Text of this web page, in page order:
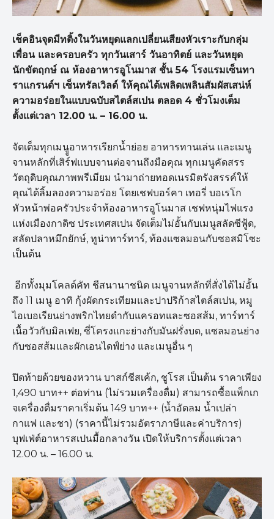
เช็คอินจุดมีทติ้งในวันหยุดแลกเปลี่ยนเสียงหัวเราะกับกลุ่ม
เพื่อน และครอบครัว ทุกวันเสาร์ วันอาทิตย์ และวันหยุด
นักขัตฤกษ์ ณ ห้องอาหารอูโนมาส ชั้น 54 โรงแรมเซ็นทา
ราแกรนด์ฯ เซ็นทรัลเวิลด์ ให้คุณได้เพลิดเพลินสัมผัสเสน่ห์
ความอร่อยในแบบฉบับสไตล์สเปน ตลอด 4 ชั่วโมงเต็ม
ตั้งแต่เวลา 12.00 น. – 16.00 น.
จัดเต็มทุกเมนููอาหารเรียกน้ำย่อย อาหารทานเล่น และเมนู
จานหลักที่เสิร์ฟแบบจานต่อจานถึงมือคุณ ทุกเมนูคัดสรร
วัตถุดิบคุณภาพพรีเมียม นำมาถ่ายทอดเนรมิตรังสรรค์ให้
คุณได้ลิ้มลองความอร่อย โดยเชฟบอร์คา เทอรี่ บอเรโก
หัวหน้าพ่อครัวประจำห้องอาหารอูโนมาส เชฟหนุ่มไฟแรง
แห่งเมืองกาดิซ ประเทศสเปน จัดเต็มไม่อั้นกับเมนูสลัดซีฟู้ด,
สลัดปลาหมึกยักษ์, ทูน่าทาร์ทาร์, ท้องแซลมอนกับซอสมิโซะ
เป็นต้น
อีกทั้งมุมโคลด์คัท ชีสนานาชนิด เมนูจานหลักที่สั่งได้ไม่อั้น
ถึง 11 เมนู อาทิ กุ้งผัดกระเทียมและปาปริก้าสไตล์สเปน, หมู
ไอเบอเรียนย่างพริกไทยดำกับแครอทและซอสส้ม, ทาร์ทาร์
เนื้อวัวกับมิลเฟย, ซี่โครงแกะย่างกับมันฝรั่งบด, แซลมอนย่าง
กับซอสส้มและผักเอนไดฟ์ย่าง และเมนูอื่น ๆ
ปิดท้ายด้วยของหวาน บาสก์ชีสเค้ก, ชูโรส เป็นต้น ราคาเพียง
1,490 บาท++ ต่อท่าน (ไม่รวมเครื่องดื่ม) สามารถซื้อแพ็กเก
จเครื่องดื่มราคาเริ่มต้น 149 บาท++ (น้ำอัดลม น้ำเปล่า
กาแฟ และชา) (ราคานี้ไม่รวมอัตราภาษีและค่าบริการ)
บุฟเฟ่ต์อาหารสเปนมื้อกลางวัน เปิดให้บริการตั้งแต่เวลา
12.00 น. – 16.00 น.